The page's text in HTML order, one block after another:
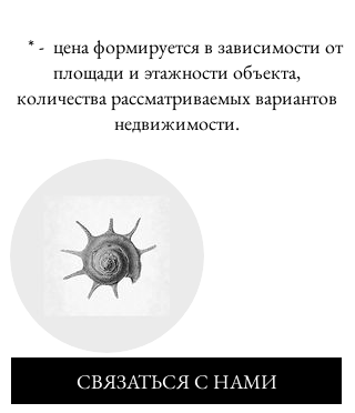
* - цена формируется в зависимости от
площади и этажности объекта,
количества рассматриваемых вариантов
недвижимости.
СВЯЗАТЬСЯ С НАМИ